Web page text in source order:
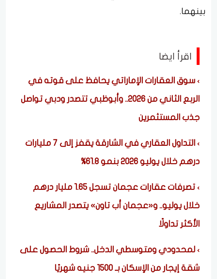
بينهما.
اقرأ ايضا
سوق العقارات الإماراتي يحافظ على قوته في
الربع الثاني من 2026.. وأبوظبي تتصدر ودبي تواصل
جذب المستثمرين
التداول العقاري في الشارقة يقفز إلى 7 مليارات
درهم خلال يوليو 2026 بنمو 61.8%
تصرفات عقارات عجمان تسجل 1.65 مليار درهم
خلال يوليو.. و«عجمان أب تاون» يتصدر المشاريع
الأكثر تداولًا
لمحدودي ومتوسطي الدخل.. شروط الحصول على
شقة إيجار من الإسكان بـ 1500 جنيه شهريًا